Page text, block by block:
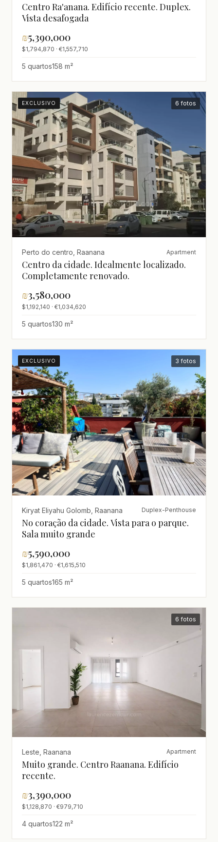
Centro Ra'anana. Edifício recente. Duplex.
Vista desafogada
₪5,390,000
$1,794,870 · €1,557,710
5 quartos158 m²
EXCLUSIVO 6 fotos
Perto do centro, Raanana Apartment
Centro da cidade. Idealmente localizado.
Completamente renovado.
₪3,580,000
$1,192,140 · €1,034,620
5 quartos130 m²
EXCLUSIVO 3 fotos
Kiryat Eliyahu Golomb, Raanana Duplex-Penthouse
No coração da cidade. Vista para o parque.
Sala muito grande
₪5,590,000
$1,861,470 · €1,615,510
5 quartos165 m²
6 fotos
Leste, Raanana Apartment
Muito grande. Centro Raanana. Edifício
recente.
₪3,390,000
$1,128,870 · €979,710
4 quartos122 m²